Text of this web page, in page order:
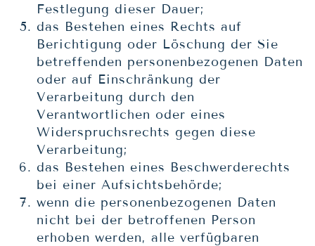
Festlegung dieser Dauer;
das Bestehen eines Rechts auf
Berichtigung oder Löschung der Sie
betreffenden personenbezogenen Daten
oder auf Einschränkung der
Verarbeitung durch den
Verantwortlichen oder eines
Widerspruchsrechts gegen diese
Verarbeitung;
das Bestehen eines Beschwerderechts
bei einer Aufsichtsbehörde;
wenn die personenbezogenen Daten
nicht bei der betroffenen Person
erhoben werden, alle verfügbaren